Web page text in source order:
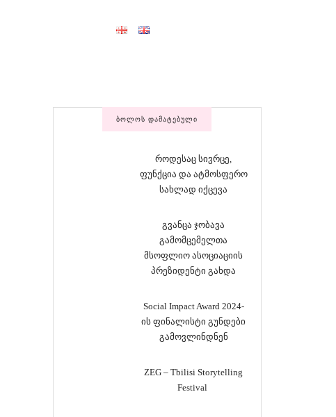
ᲑᲝᲚᲝᲡ ᲓᲐᲛᲐᲢᲔᲑᲣᲚᲘ
როდესაც სივრცე,
ფუნქცია და ატმოსფერო
სახლად იქცევა
გვანცა ჯობავა
გამომცემელთა
მსოფლიო ასოციაციის
პრეზიდენტი გახდა
Social Impact Award 2024-
ის ფინალისტი გუნდები
გამოვლინდნენ
ZEG – Tbilisi Storytelling
Festival